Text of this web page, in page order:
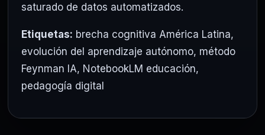
saturado de datos automatizados.
Etiquetas: brecha cognitiva América Latina,
evolución del aprendizaje autónomo, método
Feynman IA, NotebookLM educación,
pedagogía digital